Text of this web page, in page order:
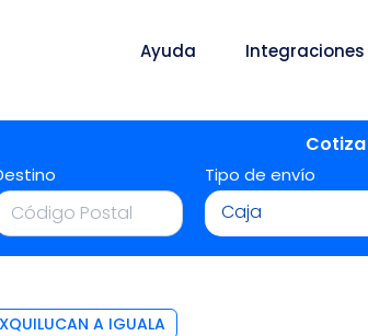
Ayuda Integraciones
Tipo de envío
Caja
A IGUALA